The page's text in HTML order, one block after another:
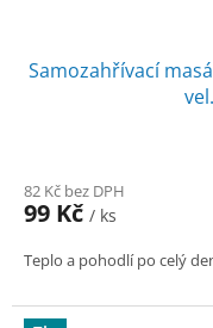
Samozahřívací
82 Kč bez DPH
99 Kč / ks
Teplo a pohodlí po celý